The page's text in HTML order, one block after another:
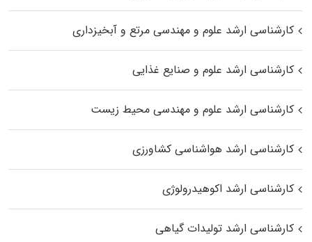
کارشناسی ارشد علوم و مهندسی مرتع و آبخیزداری
کارشناسی ارشد علوم و صنایع غذایی
کارشناسی ارشد علوم و مهندسی محیط زیست
کارشناسی ارشد هواشناسی کشاورزی
کارشناسی ارشد اکوهیدرولوژی
کارشناسی ارشد تولیدات گیاهی